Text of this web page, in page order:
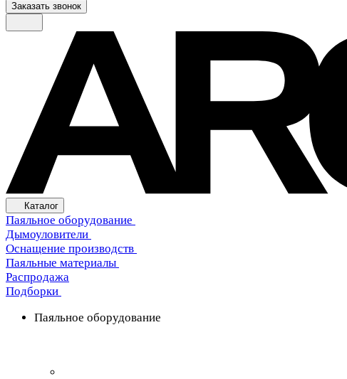
Заказать звонок
Каталог
Паяльное оборудование
Дымоуловители
Оснащение производств
Паяльные материалы
Распродажа
Подборки
Паяльное оборудование